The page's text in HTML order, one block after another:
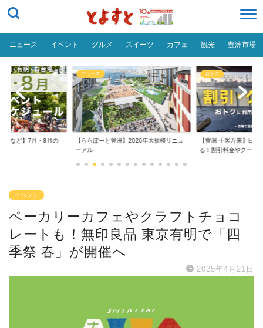
ニュース イベント グルメ スイーツ カフェ 観光 豊洲市場
2026年大規模リニュ
おトク
【豊洲 千客万来】日帰り温泉は空いて
る！割引料金やクーポ...
グルメ
【豊洲 千客万来】
め
イベント
ベーカリーカフェやクラフトチョコ
レートも！無印良品 東京有明で「四
季祭 春」が開催へ
2025年4月21日